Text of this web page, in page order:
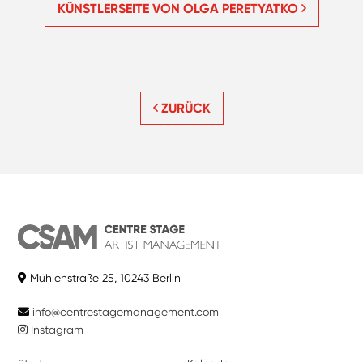
KÜNSTLERSEITE VON OLGA PERETYATKO
ZURÜCK
Mühlenstraße 25, 10243 Berlin
info@centrestagemanagement.com
Instagram